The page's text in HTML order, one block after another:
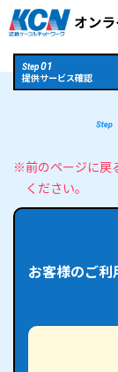
Step01
提供サービス確認
※前のページに戻
ください。
お客様のご